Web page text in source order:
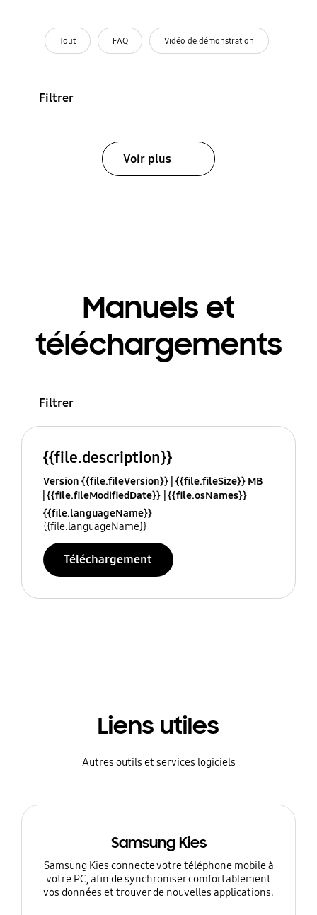
Tout FAQ Vidéo de démonstration
Filtrer
Voir plus
Manuels et
téléchargements
Filtrer
{{file.description}}
Version {{file.fileVersion}} {{file.fileSize}} MB
{{file.fileModifiedDate}} {{file.osNames}}
{{file.languageName}}
{{file.languageName}}
Téléchargement
Liens utiles
Autres outils et services logiciels
Samsung Kies
Samsung Kies connecte votre téléphone mobile à
votre PC, afin de synchroniser comfortablement
vos données et trouver de nouvelles applications.